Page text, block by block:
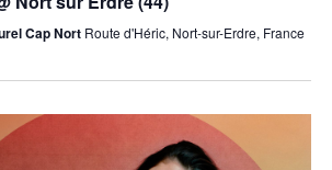
Cap Nort Route d'Héric, Nort-sur-Erdre, France